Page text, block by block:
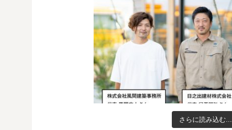
さらに読み込む...